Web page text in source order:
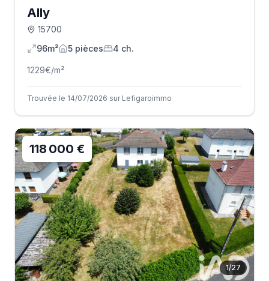
Ally
15700
96m²
5 pièces 4 ch.
1229€/m²
Trouvée le 14/07/2026 sur Lefigaroimmo
1/27
118 000 €